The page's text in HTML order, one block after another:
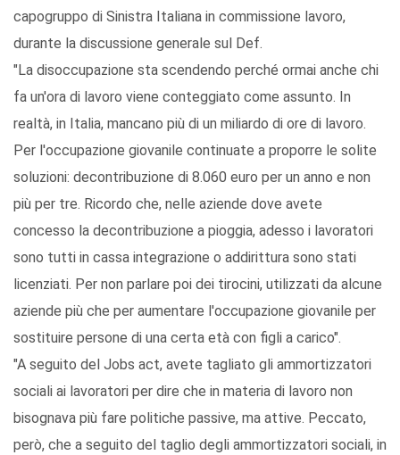
capogruppo di Sinistra Italiana in commissione lavoro,
durante la discussione generale sul Def.
"La disoccupazione sta scendendo perché ormai anche chi
fa un'ora di lavoro viene conteggiato come assunto. In
realtà, in Italia, mancano più di un miliardo di ore di lavoro.
Per l'occupazione giovanile continuate a proporre le solite
soluzioni: decontribuzione di 8.060 euro per un anno e non
più per tre. Ricordo che, nelle aziende dove avete
concesso la decontribuzione a pioggia, adesso i lavoratori
sono tutti in cassa integrazione o addirittura sono stati
licenziati. Per non parlare poi dei tirocini, utilizzati da alcune
aziende più che per aumentare l'occupazione giovanile per
sostituire persone di una certa età con figli a carico".
"A seguito del Jobs act, avete tagliato gli ammortizzatori
sociali ai lavoratori per dire che in materia di lavoro non
bisognava più fare politiche passive, ma attive. Peccato,
però, che a seguito del taglio degli ammortizzatori sociali, in